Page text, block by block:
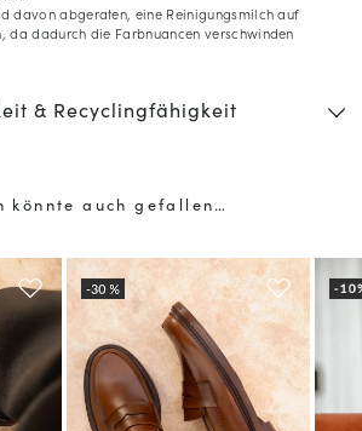
davon abgeraten, eine Reinigungsmilch auf
da dadurch die Farbnuancen verschwinden
& Recyclingfähigkeit
könnte auch gefallen…
GESCHENKT*
Ihre erste Bestellung,
Ihrer Daten und über Ihre Rechte erfahren